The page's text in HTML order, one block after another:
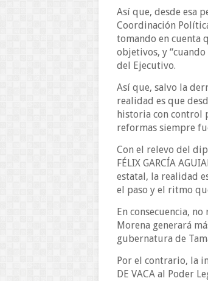
Así que, desde esa
Coordinación
tomando en cuenta
objetivos, y
del Ejecutivo.
Así que, salvo la
realidad es que
historia con control
reformas siempre
Con el relevo del
FÉLIX GARCÍA
estatal, la realidad
el paso y el ritmo
En consecuencia,
Morena generará
gubernatura de
Por el contrario, la
DE VACA al Poder